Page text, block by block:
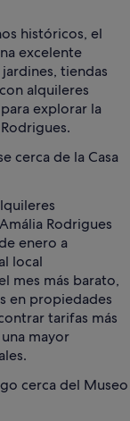
históricos, el
excelente
tiendas
alquileres
explorar la
cerca de la Casa
Rodrigues
enero a
local
mes más barato,
en propiedades
tarifas más
mayor
cerca del Museo